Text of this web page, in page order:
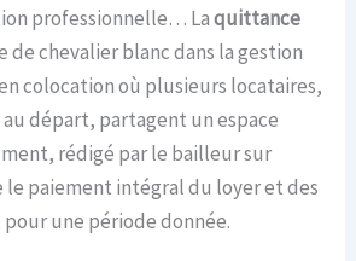
professionnelle… Laquittance
chevalier blanc dans la gestion
colocation où plusieurs locataires,
départ, partagent un espace
rédigé par le bailleur sur
paiement intégral du loyer et des
pour une période donnée.